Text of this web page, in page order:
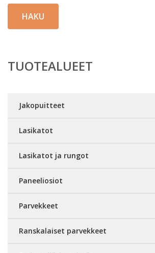
HAKU
TUOTEALUEET
Jakopuitteet
Lasikatot
Lasikatot ja rungot
Paneeliosiot
Parvekkeet
Ranskalaiset parvekkeet